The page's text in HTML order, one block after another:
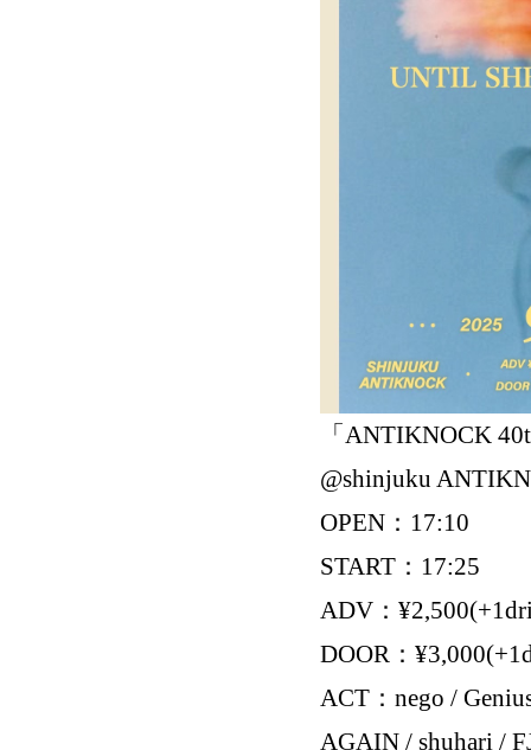
「ANTIKNOCK
@shinjuku
OPEN：17:10
START：17:25
ADV：
DOOR：
ACT：nego /
AGAIN / shuhari /